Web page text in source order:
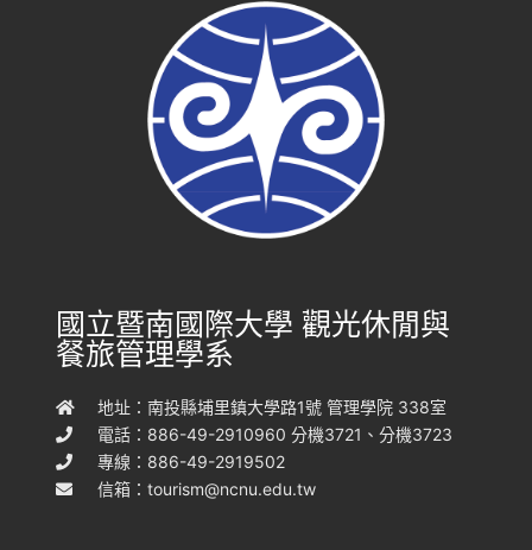
國立暨南國際大學 觀光休閒與
餐旅管理學系
地址：南投縣埔里鎮大學路1號 管理學院 338室
電話：886-49-2910960 分機3721、分機3723
專線：886-49-2919502
信箱：tourism@ncnu.edu.tw